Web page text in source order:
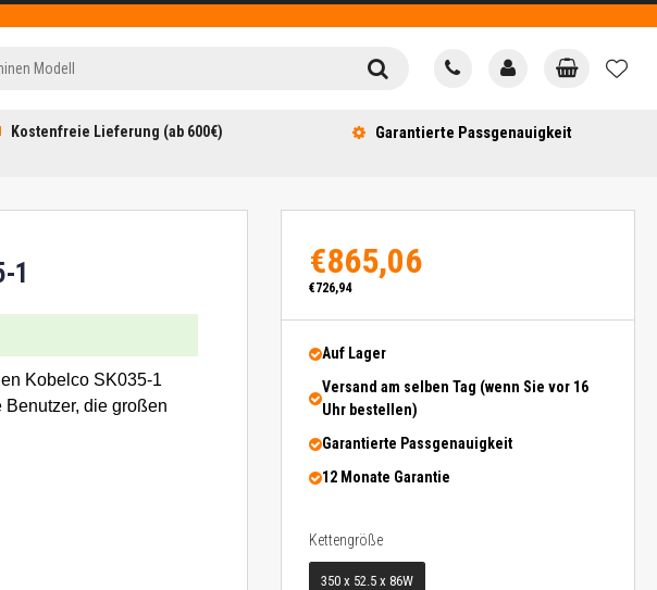
Kostenfreie Lieferung (ab 600€) Garantierte Passgenauigkeit
1
Kobelco SK035-1
die großen
€865,06
€726,94
Auf Lager
Versand am selben Tag (wenn Sie vor 16
Uhr bestellen)
Garantierte Passgenauigkeit
12 Monate Garantie
KettengrößeKettengröße
350 x 52.5 x 86W